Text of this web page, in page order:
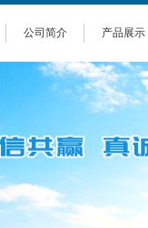
公司简介 产品展示